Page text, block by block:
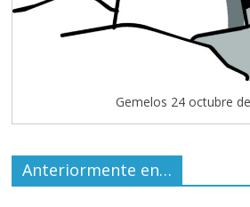
Gemelos 24 octubre
Anteriormente en…